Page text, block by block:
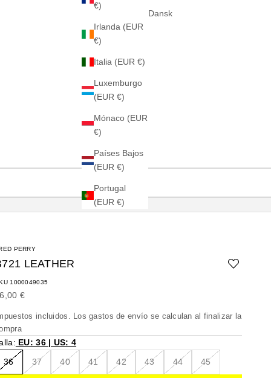
€)
Irlanda (EUR
€)
Italia (EUR €)
Luxemburgo
(EUR €)
Mónaco (EUR
€)
Países Bajos
(EUR €)
Portugal
(EUR €)
Dansk
PERRY
LEATHER
1000049035
de oferta
€
incluidos. Losgastos de envío se calculan al finalizar la
EU: 36 | US: 4
36 37 40 41 42 43 44 45